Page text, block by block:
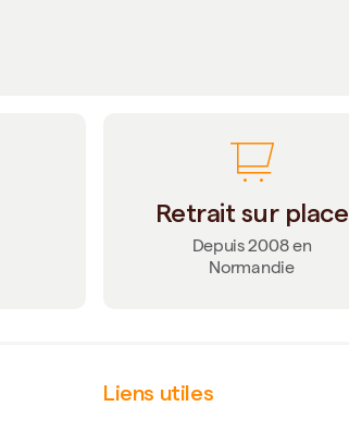
Retrait sur place
Depuis 2008 en
Normandie
Liens utiles